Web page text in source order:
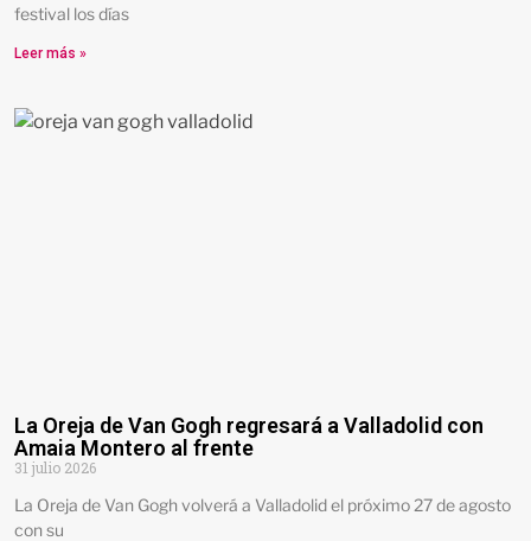
festival los días
Leer más »
La Oreja de Van Gogh regresará a Valladolid con
Amaia Montero al frente
31 julio 2026
La Oreja de Van Gogh volverá a Valladolid el próximo 27 de agosto
con su